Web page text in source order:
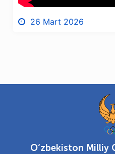
26 Mart 2026
O‘zbekiston Milliy